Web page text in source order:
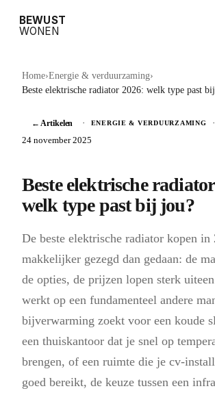
BEWUST
WONEN
Home›Energie & verduurzaming›
Beste elektrische radiator 2026: welk type past
← Artikelen · ENERGIE & VERDUURZAMING
·
24 november 2025
Beste elektrische
welk type past bij jou?
De beste elektrische radiator kopen in
makkelijker gezegd dan gedaan: de
de opties, de prijzen lopen sterk
werkt op een fundamenteel andere
bijverwarming zoekt voor een koude
een thuiskantoor dat je snel op
brengen, of een ruimte die je cv-
goed bereikt, de keuze tussen een